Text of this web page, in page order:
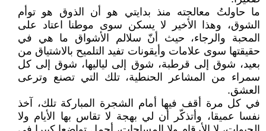
ما حاولتُ معالجته منذ بدايتي هو أن الذوق هو توأم
الشوق، وهذا الأخير لا يسكن سوى موطنا اعتاد على
المحبة والرجاء، حيث أنّ سلالم الأشواق ما هي في
حقيقتها سوى علامات وأيقونات تفيد التلميح بالاشتياق من
بعيد، شوق إلى قرطبة، شوق إلى لياليها، شوق إلى كل
سمراء من المشاعر الحنطية، تلك التي تصنع وترعى
العشق.
في كل مرة أقف فيها أمام الشجرة المباركة تلك، آخذ
نفسا عميقا، وأتذكّر أن لي بهجة لا تقاس بها الأيام ولا